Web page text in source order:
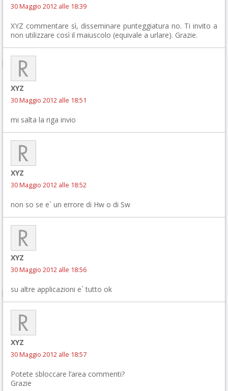
30 Maggio 2012 alle 18:39
XYZ commentare sì, disseminare punteggiatura no. Ti invito a
non utilizzare così il maiuscolo (equivale a urlare). Grazie.
XYZ
30 Maggio 2012 alle 18:51
mi salta la riga invio
XYZ
30 Maggio 2012 alle 18:52
non so se e` un errore di Hw o di Sw
XYZ
30 Maggio 2012 alle 18:56
su altre applicazioni e` tutto ok
XYZ
30 Maggio 2012 alle 18:57
Potete sbloccare l’area commenti?
Grazie